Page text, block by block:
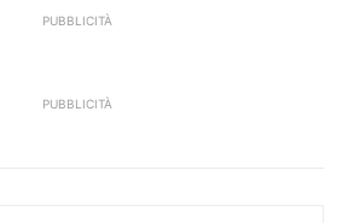
PUBBLICITÀ
PUBBLICITÀ